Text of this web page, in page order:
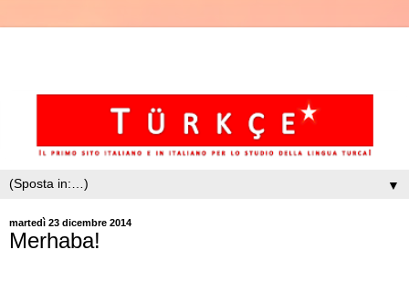
▼
martedì 23 dicembre 2014
Merhaba!